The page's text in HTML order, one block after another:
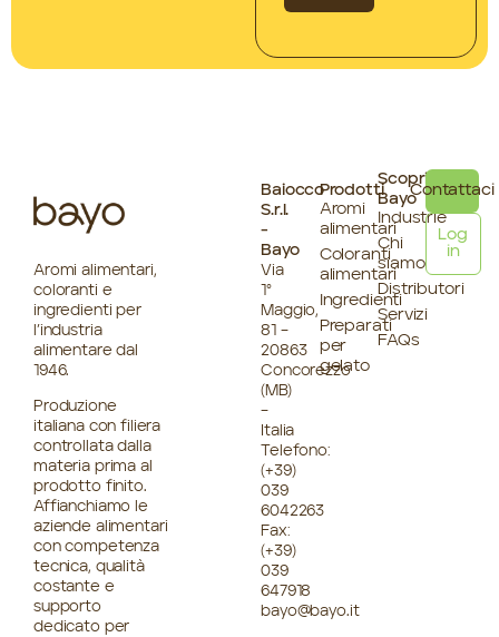
Aromi alimentari,
coloranti e
ingredienti per
l’industria
alimentare dal
1946.
Produzione
italiana con filiera
controllata dalla
materia prima al
prodotto finito.
Affianchiamo le
aziende alimentari
con competenza
tecnica, qualità
costante e
supporto
dedicato per
Baiocco
S.r.l.
-
Bayo
Via
1°
Maggio,
81 –
20863
Concorezzo
(MB)
–
Italia
Telefono:
(+39)
039
6042263
Fax:
(+39)
039
647918
bayo@bayo.it
Prodotti
Aromi
alimentari
Coloranti
alimentari
Ingredienti
Preparati
per
gelato
Scopri
Bayo
Industrie
Chi
siamo
Distributori
Servizi
FAQs
Contattaci
Log
in